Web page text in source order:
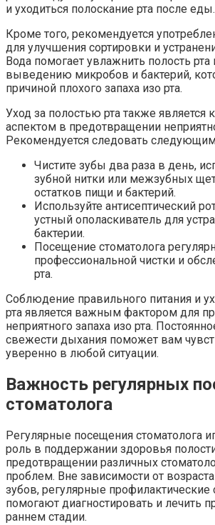
и уходиться полоскание рта после еды.
Кроме того, рекомендуется
для улучшения сортировки и
Вода помогает увлажнить полость рта
выведению микробов и бактерий,
причиной плохого запаха изо рта.
Уход за полостью рта также
аспектом в предотвращении
Рекомендуется следовать
Чистите зубы два раза в день,
зубной нитки или межзубных
остатков пищи и бактерий.
Используйте антисептический
устный ополаскиватель для
бактерии.
Посещение стоматолога
профессиональной чистки и
рта.
Соблюдение правильного питания и
рта является важным фактором для
неприятного запаха изо рта.
свежести дыхания поможет вам
уверенно в любой ситуации.
Важность регулярных
стоматолога
Регулярные посещения стоматолога
роль в поддержании здоровья
предотвращении различных
проблем. Вне зависимости от
зубов, регулярные
помогают диагностировать и лечить
раннем стадии.